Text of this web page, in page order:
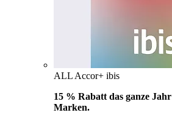
ALL Accor+ ibis
15 % Rabatt das ganze Jahr
Marken.